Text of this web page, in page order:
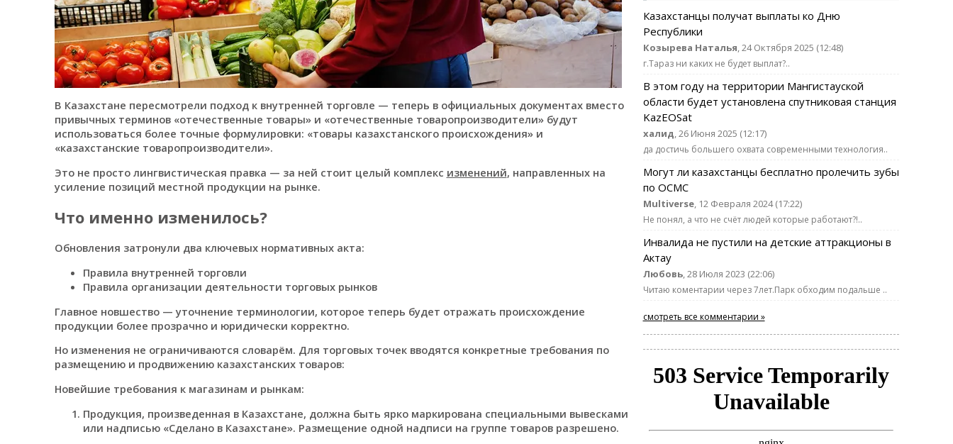
В Казахстане пересмотрели подход к внутренней торговле — теперь в официальных документах вместо
привычных терминов «отечественные товары» и «отечественные товаропроизводители» будут
использоваться более точные формулировки: «товары казахстанского происхождения» и
«казахстанские товаропроизводители».
Это не просто лингвистическая правка — за ней стоит целый комплекс изменений, направленных на
усиление позиций местной продукции на рынке.
Что именно изменилось?
Обновления затронули два ключевых нормативных акта:
Правила внутренней торговли
Правила организации деятельности торговых рынков
Главное новшество — уточнение терминологии, которое теперь будет отражать происхождение
продукции более прозрачно и юридически корректно.
Но изменения не ограничиваются словарём. Для торговых точек вводятся конкретные требования по
размещению и продвижению казахстанских товаров:
Новейшие требования к магазинам и рынкам:
Продукция, произведенная в Казахстане, должна быть ярко маркирована специальными вывесками
или надписью «Сделано в Казахстане». Размещение одной надписи на группе товаров разрешено.
Казахстанцы получат выплаты ко Дню
Республики
Козырева Наталья, 24 Октября 2025 (12:48)
г.Тараз ни каких не будет выплат?..
В этом году на территории Мангистауской
области будет установлена спутниковая станция
KazEOSat
халид, 26 Июня 2025 (12:17)
да достичь большего охвата современными технология..
Могут ли казахстанцы бесплатно пролечить зубы
по ОСМС
Multiverse, 12 Февраля 2024 (17:22)
Не понял, а что не счёт людей которые работают?!..
Инвалида не пустили на детские аттракционы в
Актау
Любовь, 28 Июля 2023 (22:06)
Читаю коментарии через 7лет.Парк обходим подальше ..
смотреть все комментарии »